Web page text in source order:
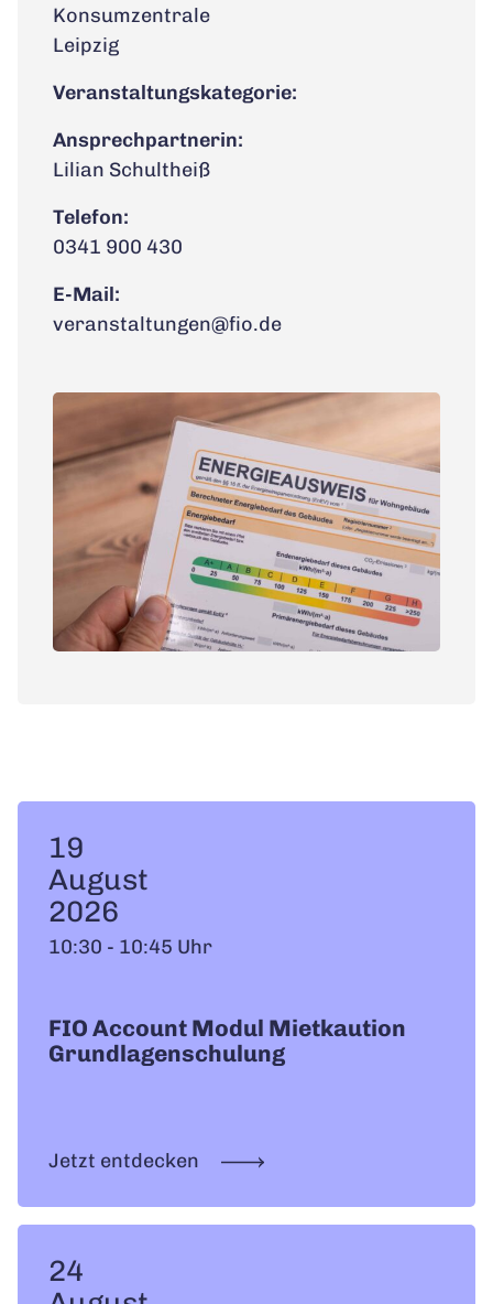
Konsumzentrale
Leipzig
Veranstaltungskategorie:
Ansprechpartnerin:
Lilian Schultheiß
Telefon:
0341 900 430
E-Mail:
veranstaltungen@fio.de
19
August
2026
10:30 - 10:45 Uhr
FIO Account Modul Mietkaution
Grundlagenschulung
Jetzt entdecken
24